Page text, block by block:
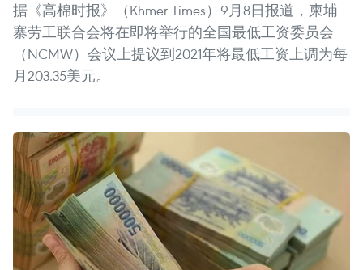
据《高棉时报》（Khmer Times）9月8日报道，柬埔
寨劳工联合会将在即将举行的全国最低工资委员会
（NCMW）会议上提议到2021年将最低工资上调为每
月203.35美元。